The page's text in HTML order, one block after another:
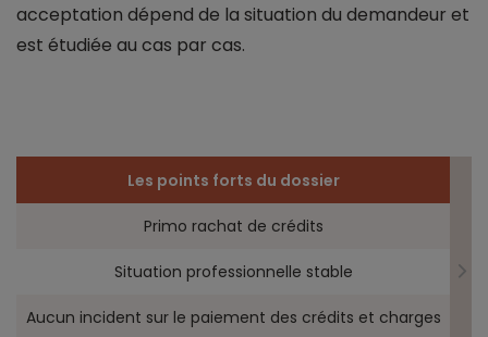
acceptation dépend de la situation du demandeur et
est étudiée au cas par cas.
Les points forts du dossier
Primo rachat de crédits
Situation professionnelle stable
Aucun incident sur le paiement des crédits et charges